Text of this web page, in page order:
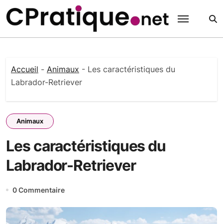
au
contenu
Accueil - Animaux - Les caractéristiques du
Labrador-Retriever
Animaux
Les caractéristiques du
Labrador-Retriever
0 Commentaire